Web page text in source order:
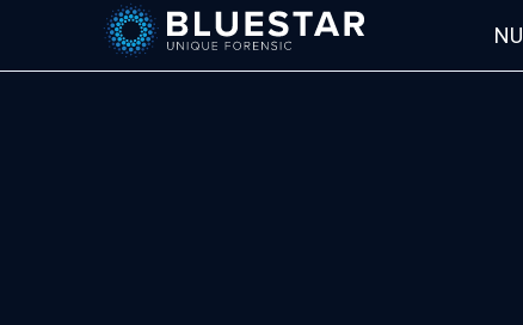
Bluestar Forensic